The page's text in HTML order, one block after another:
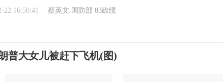
22 16:50:41 蔡英文 国防部 83政绩
普大女儿被赶下飞机(图)